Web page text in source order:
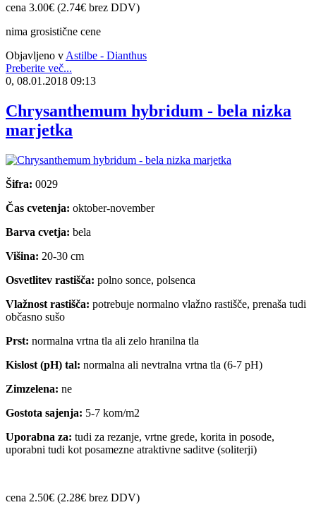
cena 3.00€ (2.74€ brez DDV)
nima grosistične cene
Objavljeno v Astilbe - Dianthus
Preberite več...
0, 08.01.2018 09:13
Chrysanthemum hybridum - bela nizka
marjetka
Šifra: 0029
Čas cvetenja: oktober-november
Barva cvetja: bela
Višina: 20-30 cm
Osvetlitev rastišča: polno sonce, polsenca
Vlažnost rastišča: potrebuje normalno vlažno rastišče, prenaša tudi
občasno sušo
Prst: normalna vrtna tla ali zelo hranilna tla
Kislost (pH) tal: normalna ali nevtralna vrtna tla (6-7 pH)
Zimzelena: ne
Gostota sajenja: 5-7 kom/m2
Uporabna za: tudi za rezanje, vrtne grede, korita in posode,
uporabni tudi kot posamezne atraktivne saditve (soliterji)
cena 2.50€ (2.28€ brez DDV)